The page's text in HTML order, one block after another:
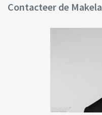
Contacteer de